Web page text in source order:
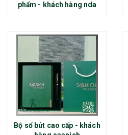
phẩm - khách hàng nda
Bộ sổ bút cao cấp - khách